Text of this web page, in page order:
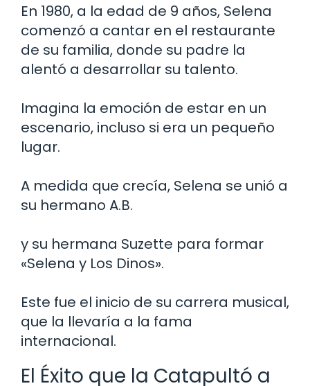
En 1980, a la edad de 9 años, Selena
comenzó a cantar en el restaurante
de su familia, donde su padre la
alentó a desarrollar su talento.
Imagina la emoción de estar en un
escenario, incluso si era un pequeño
lugar.
A medida que crecía, Selena se unió a
su hermano A.B.
y su hermana Suzette para formar
«Selena y Los Dinos».
Este fue el inicio de su carrera musical,
que la llevaría a la fama
internacional.
El Éxito que la Catapultó a